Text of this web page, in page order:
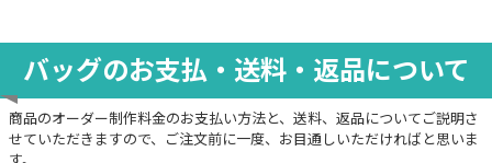
バッグのお支払・送料・返品について
商品のオーダー制作料金のお支払い方法と、送料、返品についてご説明さ
せていただきますので、ご注文前に一度、お目通しいただければと思いま
す。